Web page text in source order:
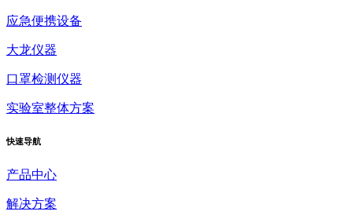
应急便携设备
大龙仪器
口罩检测仪器
实验室整体方案
快速导航
产品中心
解决方案